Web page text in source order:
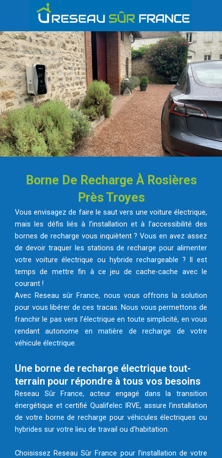
Borne De Recharge À Rosières
Près Troyes
Vous envisagez de faire le saut vers une voiture électrique,
mais les défis liés à l’installation et à l’accessibilité des
bornes de recharge vous inquiètent ? Vous en avez assez
de devoir traquer les stations de recharge pour alimenter
votre voiture électrique ou hybride rechargeable ? Il est
temps de mettre fin à ce jeu de cache-cache avec le
courant !
Avec Reseau sûr France, nous vous offrons la solution
pour vous libérer de ces tracas. Nous vous permettons de
franchir le pas vers l’électrique en toute simplicité, en vous
rendant autonome en matière de recharge de votre
véhicule électrique.
Une borne de recharge électrique tout-
terrain pour répondre à tous vos besoins
Reseau Sûr France, acteur engagé dans la transition
énergétique et certifié Qualifelec IRVE, assure l’installation
de votre borne de recharge pour véhicules électriques ou
hybrides sur votre lieu de travail ou d’habitation.
Choisissez Reseau Sûr France pour l’installation de votre